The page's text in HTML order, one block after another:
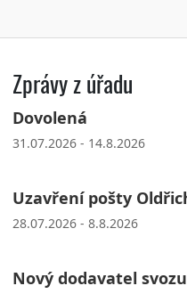
Zprávy z úřadu
Dovolená
31.07.2026 - 14.8.2026
Uzavření pošty
28.07.2026 - 8.8.2026
Nový dodavatel